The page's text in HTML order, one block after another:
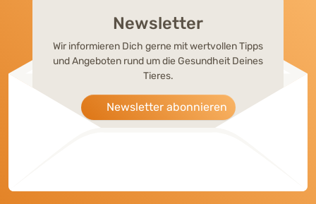
Newsletter
Wir informieren Dich gerne mit wertvollen Tipps
und Angeboten rund um die Gesundheit Deines
Tieres.
Newsletter abonnieren